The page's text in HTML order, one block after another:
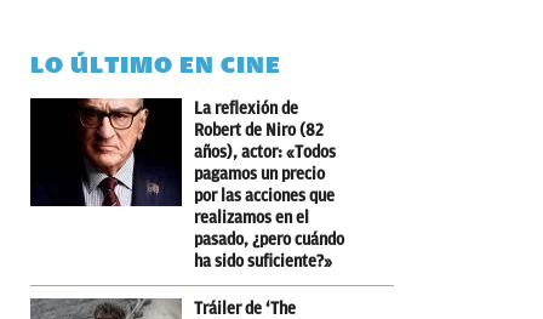
LO ÚLTIMO EN CINE
La reflexión de
Robert de Niro (82
años), actor: «Todos
pagamos un precio
por las acciones que
realizamos en el
pasado, ¿pero cuándo
ha sido suficiente?»
Tráiler de ‘The